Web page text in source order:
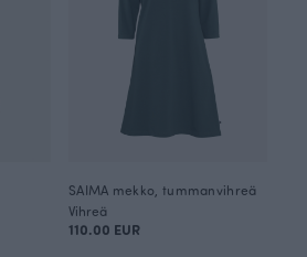
SAIMA mekko, tummanvihreä
Vihreä
110.00 EUR